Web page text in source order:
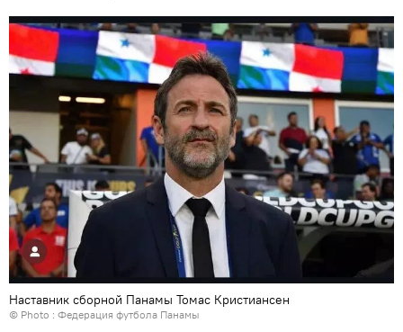
Наставник сборной Панамы Томас Кристиансен
© Photo : Федерация футбола Панамы